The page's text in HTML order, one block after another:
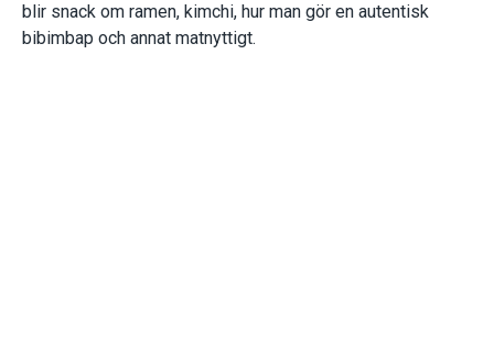
blir snack om ramen, kimchi, hur man gör en autentisk
bibimbap och annat matnyttigt.